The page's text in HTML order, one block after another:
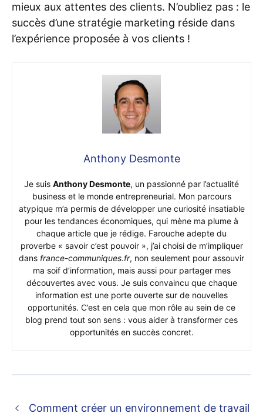
mieux aux attentes des clients. N’oubliez pas : le
succès d’une stratégie marketing réside dans
l’expérience proposée à vos clients !
Anthony Desmonte
Je suis Anthony Desmonte, un passionné par l’actualité
business et le monde entrepreneurial. Mon parcours
atypique m’a permis de développer une curiosité insatiable
pour les tendances économiques, qui mène ma plume à
chaque article que je rédige. Farouche adepte du
proverbe « savoir c’est pouvoir », j’ai choisi de m’impliquer
dans france-communiques.fr, non seulement pour assouvir
ma soif d’information, mais aussi pour partager mes
découvertes avec vous. Je suis convaincu que chaque
information est une porte ouverte sur de nouvelles
opportunités. C’est en cela que mon rôle au sein de ce
blog prend tout son sens : vous aider à transformer ces
opportunités en succès concret.
Comment créer un environnement de travail